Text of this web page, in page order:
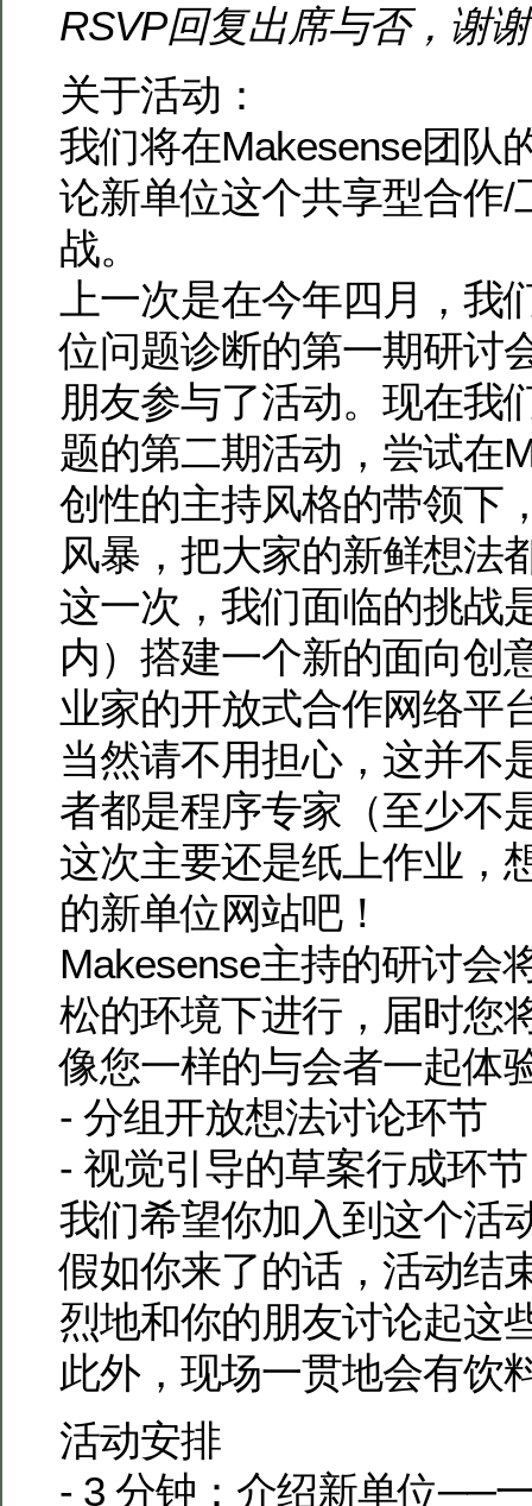
RSVP回复出席与否，谢
关于活动：
我们将在Makesense团队
论新单位这个共享型合作/
战。
上一次是在今年四月，我
位问题诊断的第一期研讨
朋友参与了活动。现在我
题的第二期活动，尝试在
创性的主持风格的带领下
风暴，把大家的新鲜想法
这一次，我们面临的挑战
内）搭建一个新的面向创
业家的开放式合作网络平
当然请不用担心，这并不
者都是程序专家（至少不
这次主要还是纸上作业，
的新单位网站吧！
Makesense主持的研讨会
松的环境下进行，届时您
像您一样的与会者一起体
- 分组开放想法讨论环节
- 视觉引导的草案行成环节
我们希望你加入到这个活
假如你来了的话，活动结
烈地和你的朋友讨论起这
此外，现场一贯地会有饮
活动安排
- 3 分钟：介绍新单位──